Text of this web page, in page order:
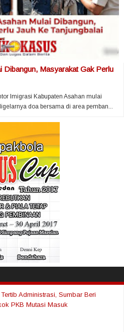
Dibangun, Masyarakat Gak Perlu
Imigrasi Kabupaten Asahan mulai
doa bersama di area pemban...
Administrasi, Sumbar Beri
PKB Mutasi Masuk